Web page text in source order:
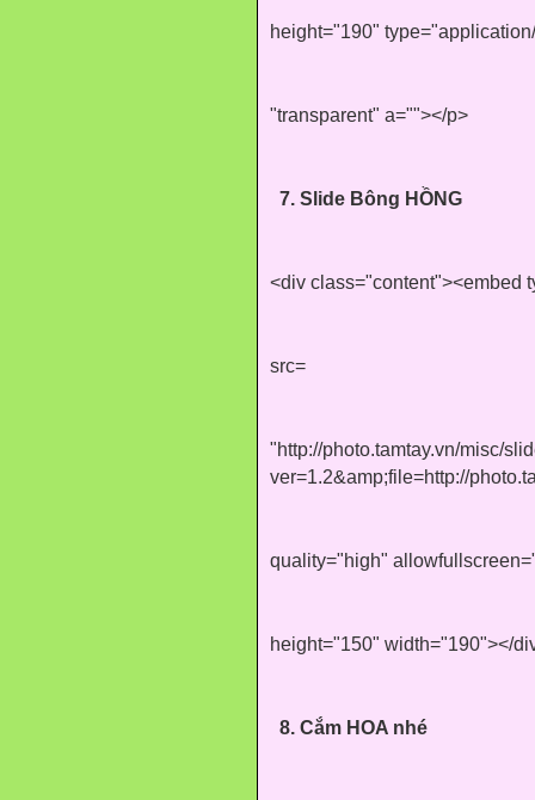
height="190"
"transparent" a=""></p>
7. Slide Bông HỒNG
<div class="content"><embed
src=
"http://photo.tamtay.vn/misc/
ver=1.2&amp;file=http://
quality="high"
height="150" width="190"></
8. Cắm HOA nhé